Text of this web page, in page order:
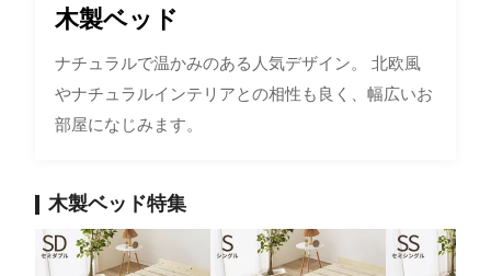
木製ベッド
ナチュラルで温かみのある人気デザイン。 北欧風
やナチュラルインテリアとの相性も良く、幅広いお
部屋になじみます。
木製ベッド特集